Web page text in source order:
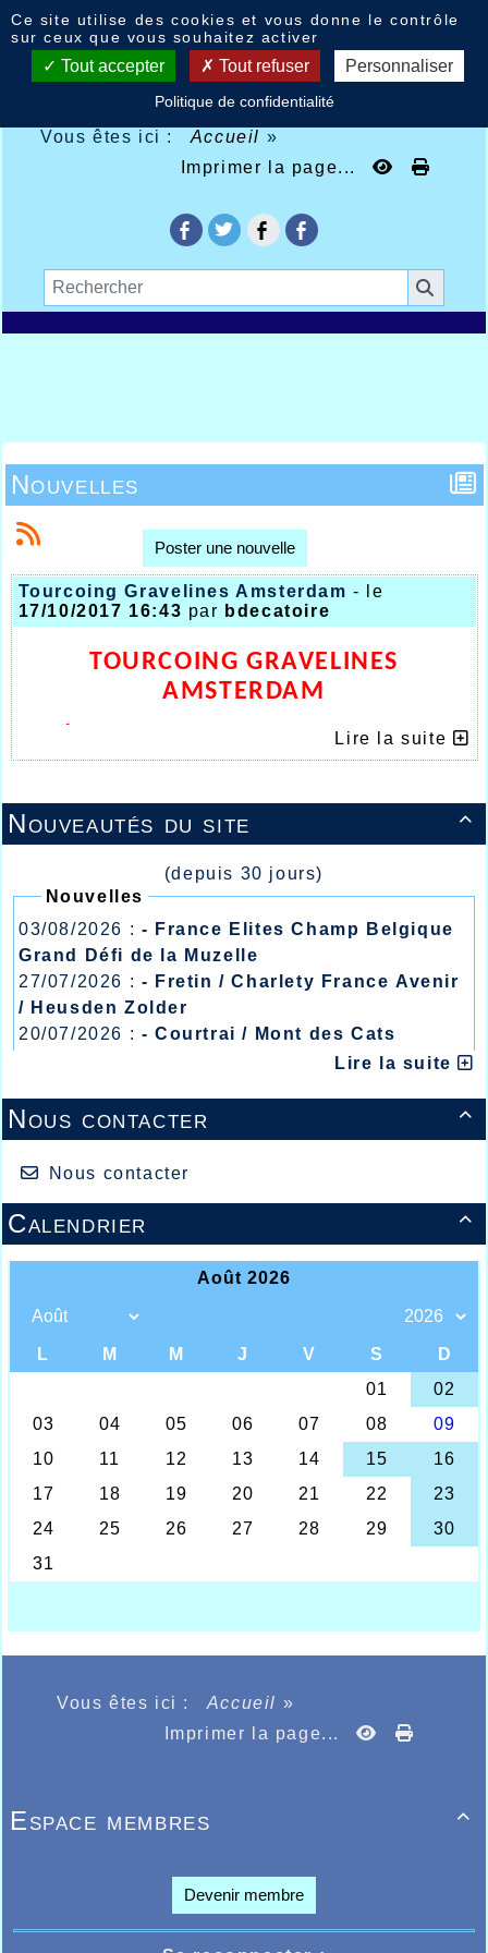
Vous êtes ici : Accueil »
Imprimer la page...

Nouveautés du site
(depuis 30 jours)
Nouvelles
03/08/2026 : - France Elites Champ Belgique
Grand Défi de la Muzelle
27/07/2026 : - Fretin / Charlety France Avenir
/ Heusden Zolder
20/07/2026 : - Courtrai / Mont des Cats
- Lyon / Meeting Abeilles /Lire la suite

Nous contacter
Nous contacter

Calendrier
Nouvelles
Poster une nouvelle
Tourcoing Gravelines Amsterdam - le
17/10/2017 16:43 par bdecatoire
TOURCOING GRAVELINES
AMSTERDAM
L’ATHLETISME HALLUINOIS SUR
TOUS LES FRONTS
Thomas / Alain / Delphine / Souleiman
Une semaine après les Foulées Halluinoises, les
traditionnelles Boucles Tourquennoises ont
atmosphériques nettement plus clémentes qu’une
semaine plus tôt, et pour leur 44
édition le
nombre de participants par ce beau soleil automnal
devait être impressionnant et quelques 13 athlètes
de l’AHVL étaient au départ du 10kms. Le plus
rapide devait être Thomas Deleu à couvrir la
distance en 32.51 terminant à la 6
place,
réalisant là le minima pour les championnats de
2 (plus de 50 ans) Alain Ghesquière lui aussi sous la
barre des qualifications terminant en 36.19, 25
mais 1
des masters 2, ainsi que l’espoir féminine
http://bases.athle.com/asp.net/liste.aspx?
Foulées de la semaine précédente, se devait de
faire une petite compétition afin de se préparer
place du 5,7kms
Au marathon d’Amsterdam, ils étaient 3 athlètes
Halluinois à faire le déplacement, il faut noter que
Lire la suite
Vous êtes ici : Accueil »
Imprimer la page...

Espace membres
Devenir membre
Ce site utilise des cookies et vous donne le contrôle
sur ceux que vous souhaitez activer
Tout accepter Tout refuser Personnaliser
Politique de confidentialité